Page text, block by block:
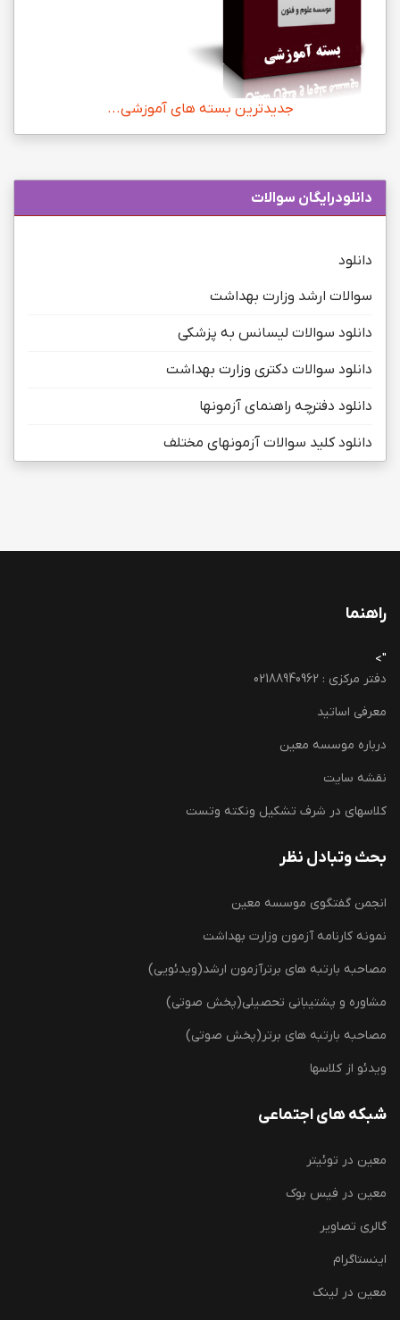
جدیدترین بسته های آموزشی...
دانلودرایگان سوالات
دانلود
سوالات ارشد وزارت بهداشت
دانلود سوالات لیسانس به پزشکی
دانلود سوالات دکتری وزارت بهداشت
دانلود دفترچه راهنمای آزمونها
دانلود کلید سوالات آزمونهای مختلف
راهنما
">
دفتر مرکزی : 02188940962
معرفی اساتید
درباره موسسه معین
نقشه سایت
کلاسهای در شرف تشکیل ونکته وتست
بحث وتبادل نظر
انجمن گفتگوی موسسه معین
نمونه کارنامه آزمون وزارت بهداشت
مصاحبه بارتبه های برترآزمون ارشد(ویدئویی)
مشاوره و پشتیبانی تحصیلی(پخش صوتی)
مصاحبه بارتبه های برتر(پخش صوتی)
ویدئو از کلاسها
شبکه های اجتماعی
معین در توئیتر
معین در فیس بوک
گالری تصاویر
اینستاگرام
معین در لینک